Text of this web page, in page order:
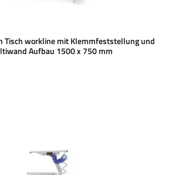
Tisch workline mit Klemmfeststellung und
Aufbau 1500 x 750 mm